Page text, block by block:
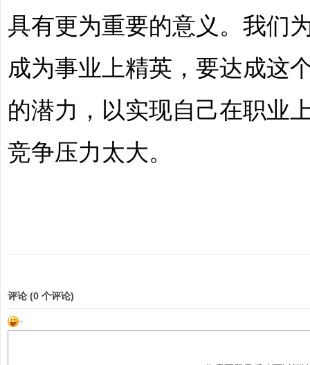
具有更为重要的意义。我们
成为事业上精英，要达成这
的潜力，以实现自己在职业
竞争压力太大。
评论 (0 个评论)